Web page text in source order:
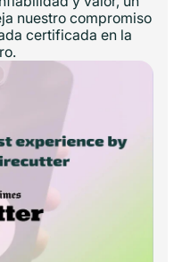
nuestro compromiso
certificada en la